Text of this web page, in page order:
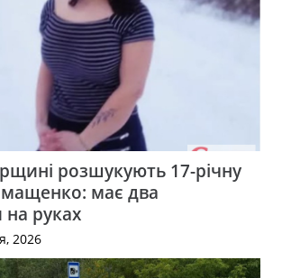
розшукують 17-річну
має два
руках
2026